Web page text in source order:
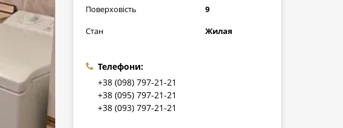
Поверховість
9
Стан
Жилая
Телефони:
+38 (098) 797-21-21
+38 (095) 797-21-21
+38 (093) 797-21-21